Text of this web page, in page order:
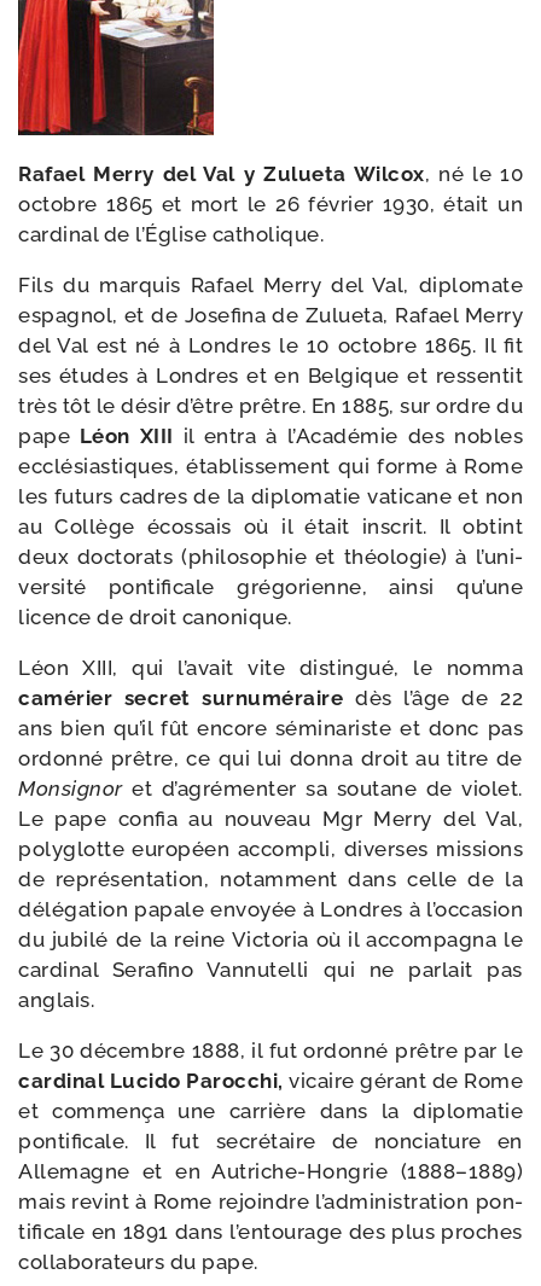
Rafael Merry del Val y Zulueta Wilcox, né le 10
octobre 1865 et mort le 26 février 1930, était un
car­di­nal de l’Église catholique.
Fils du mar­quis Rafael Merry del Val, diplo­mate
espa­gnol, et de Josefina de Zulueta, Rafael Merry
del Val est né à Londres le 10 octobre 1865. Il fit
ses études à Londres et en Belgique et res­sen­tit
très tôt le désir d’être prêtre. En 1885, sur ordre du
pape Léon XIII il entra à l’Académie des nobles
ecclé­sias­tiques, éta­blis­se­ment qui forme à Rome
les futurs cadres de la diplo­ma­tie vati­cane et non
au Collège écos­sais où il était ins­crit. Il obtint
deux doc­to­rats (phi­lo­so­phie et théo­lo­gie) à l’u­ni­
ver­si­té pon­ti­fi­cale gré­go­rienne, ain­si qu’une
licence de droit canonique.
Léon XIII, qui l’a­vait vite dis­tin­gué, le nom­ma
camé­rier secret sur­nu­mé­raire dès l’âge de 22
ans bien qu’il fût encore sémi­na­riste et donc pas
ordon­né prêtre, ce qui lui don­na droit au titre de
Monsignoret d’a­gré­men­ter sa sou­tane de vio­let.
Le pape confia au nou­veau Mgr Merry del Val,
poly­glotte euro­péen accom­pli, diverses mis­sions
de repré­sen­ta­tion, notam­ment dans celle de la
délé­ga­tion papale envoyée à Londres à l’oc­ca­sion
du jubi­lé de la reine Victoria où il accom­pa­gna le
car­di­nal Serafino Vannutelli qui ne par­lait pas
anglais.
Le 30 décembre 1888, il fut ordon­né prêtre par le
car­di­nal Lucido Parocchi, vicaire gérant de Rome
et com­men­ça une car­rière dans la diplo­ma­tie
pon­ti­fi­cale. Il fut secré­taire de non­cia­ture en
Allemagne et en Autriche-​Hongrie (1888–1889)
mais revint à Rome rejoindre l’ad­mi­nis­tra­tion pon­
ti­fi­cale en 1891 dans l’en­tou­rage des plus proches
col­la­bo­ra­teurs du pape.